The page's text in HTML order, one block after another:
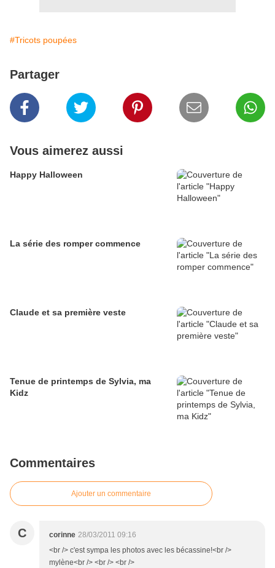
#Tricots poupées
Partager
Vous aimerez aussi
Happy Halloween
La série des romper commence
Claude et sa première veste
Tenue de printemps de Sylvia, ma
Kidz
Commentaires
Ajouter un commentaire
C corinne 28/03/2011 09:16
<br /> c'est sympa les photos avec les bécassine!<br />
mylène<br /> <br /> <br />